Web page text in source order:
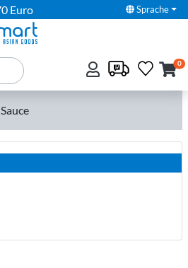
Euro Sprache
0